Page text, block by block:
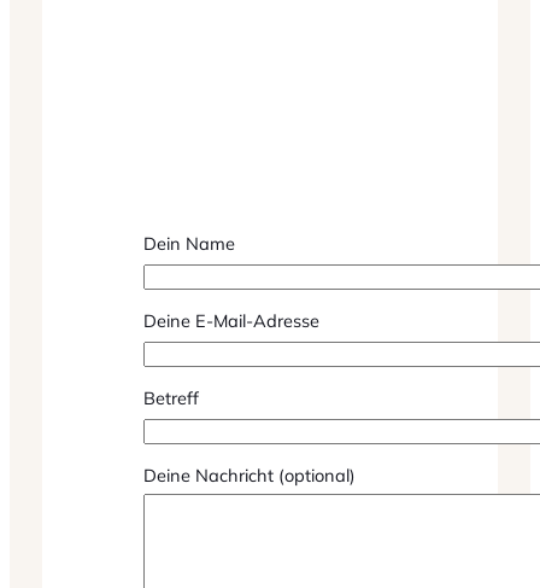
Dein Name
Deine E-Mail-Adresse
Betreff
Deine Nachricht (optional)